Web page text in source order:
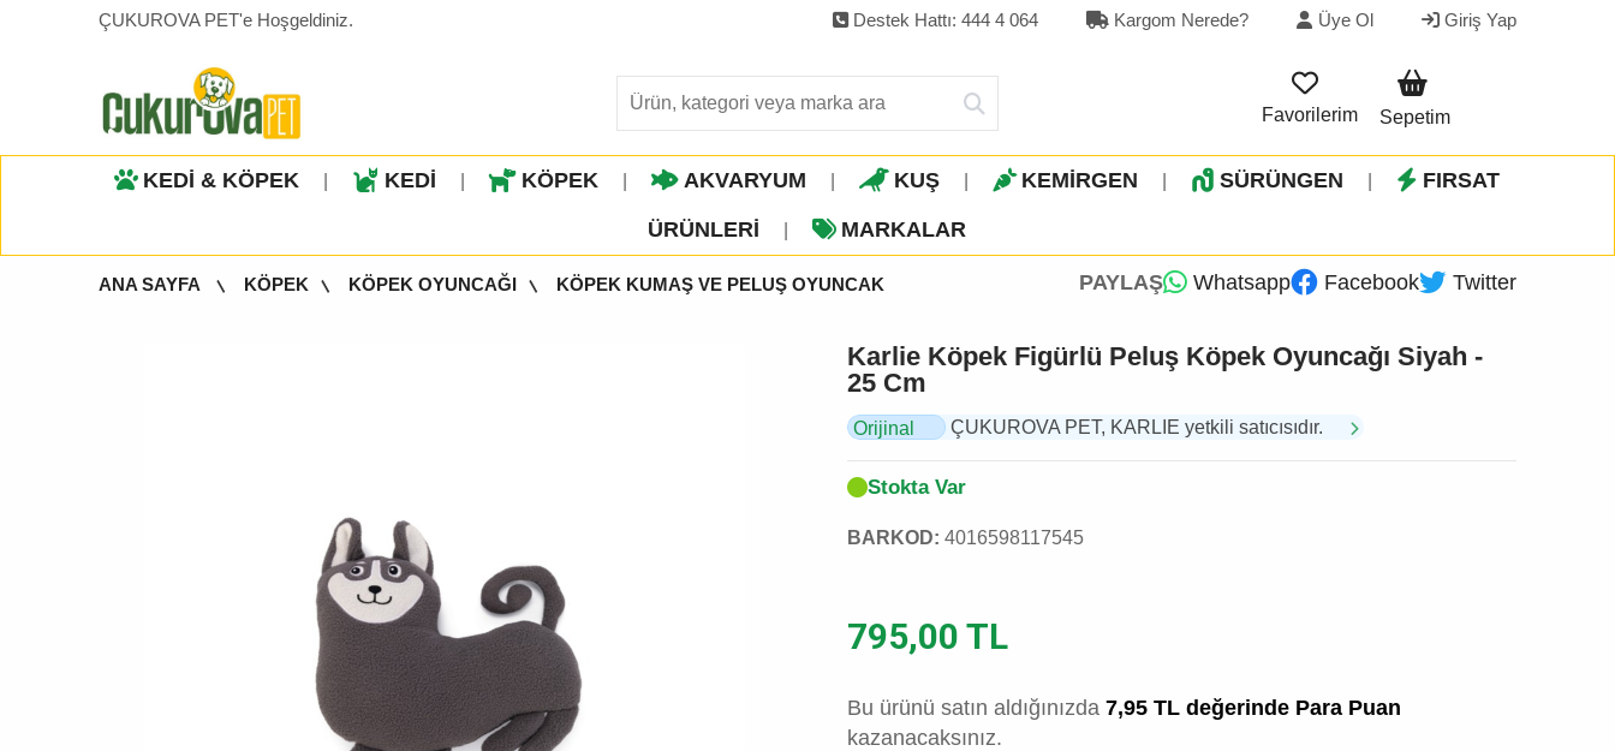
ÇUKUROVA PET'e Hoşgeldiniz. Destek Hattı: 444 4 064 Kargom Nerede? Üye Ol Giriş Yap
Favorilerim Sepetim
KEDİ & KÖPEK KEDİ KÖPEK AKVARYUM KUŞ KEMİRGEN SÜRÜNGEN FIRSAT
ÜRÜNLERI MARKALAR
ANA SAYFA KÖPEK KÖPEK OYUNCAĞI KÖPEK KUMAŞ VE PELUŞ OYUNCAK PAYLAŞ Whatsapp Facebook Twitter
Karlie Köpek Figürlü Peluş Köpek Oyuncağı Siyah -
25 Cm
Orijinal
ÇUKUROVA PET, KARLIE yetkili satıcısıdır.
Stokta Var
BARKOD: 4016598117545
795,00 TL
Bu ürünü satın aldığınızda 7,95 TL değerinde Para Puan
kazanacaksınız.